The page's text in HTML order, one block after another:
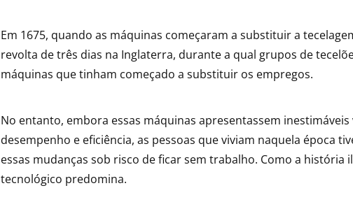
Em 1675, quando as máquinas começaram a substituir a
revolta de três dias na Inglaterra, durante a qual grupos de
máquinas que tinham começado a substituir os empregos.
No entanto, embora essas máquinas apresentassem inestimáveis
desempenho e eficiência, as pessoas que viviam naquela época
essas mudanças sob risco de ficar sem trabalho. Como a história
tecnológico predomina.